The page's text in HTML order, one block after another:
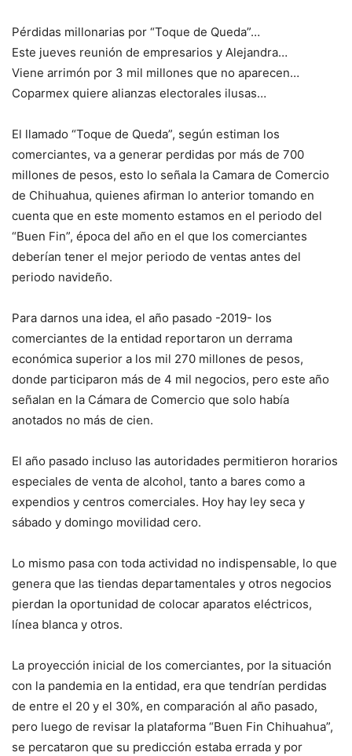
Pérdidas millonarias por “Toque de Queda”…
Este jueves reunión de empresarios y Alejandra…
Viene arrimón por 3 mil millones que no aparecen…
Coparmex quiere alianzas electorales ilusas…
El llamado “Toque de Queda”, según estiman los
comerciantes, va a generar perdidas por más de 700
millones de pesos, esto lo señala la Camara de Comercio
de Chihuahua, quienes afirman lo anterior tomando en
cuenta que en este momento estamos en el periodo del
“Buen Fin”, época del año en el que los comerciantes
deberían tener el mejor periodo de ventas antes del
periodo navideño.
Para darnos una idea, el año pasado -2019- los
comerciantes de la entidad reportaron un derrama
económica superior a los mil 270 millones de pesos,
donde participaron más de 4 mil negocios, pero este año
señalan en la Cámara de Comercio que solo había
anotados no más de cien.
El año pasado incluso las autoridades permitieron horarios
especiales de venta de alcohol, tanto a bares como a
expendios y centros comerciales. Hoy hay ley seca y
sábado y domingo movilidad cero.
Lo mismo pasa con toda actividad no indispensable, lo que
genera que las tiendas departamentales y otros negocios
pierdan la oportunidad de colocar aparatos eléctricos,
línea blanca y otros.
La proyección inicial de los comerciantes, por la situación
con la pandemia en la entidad, era que tendrían perdidas
de entre el 20 y el 30%, en comparación al año pasado,
pero luego de revisar la plataforma “Buen Fin Chihuahua”,
se percataron que su predicción estaba errada y por